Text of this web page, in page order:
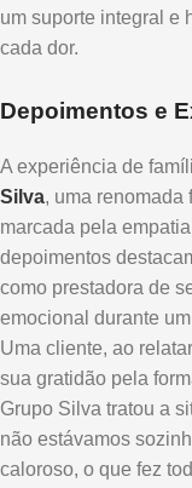
um suporte integral e
cada dor.
Depoimentos e
A experiência de
Silva, uma renomada
marcada pela
depoimentos
como prestadora de
emocional durante
Uma cliente, ao
sua gratidão pela
Grupo Silva tratou a
não estávamos
caloroso, o que fez